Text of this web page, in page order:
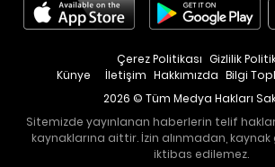
Künye İletişim Hakkımızda Bilgi
Çerez Politikası Gizlilik
2026 © Tüm Medya Hakları
Sitemizde yayınlanan haberlerin telif
kaynaklarına aittir. İzin alınmadan,
iktibas edilemez.